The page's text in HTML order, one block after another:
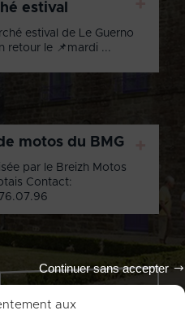
aux
Continuer sans accepter
estival
estival de Le Guerno
retour le 📌mardi ...
motos du BMG
par le Breizh Motos
Contact: